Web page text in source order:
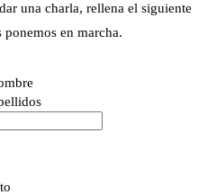
una charla, rellena el siguiente
en marcha.